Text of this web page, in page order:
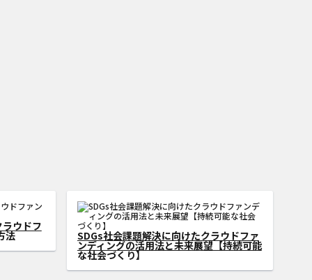
ウドファ
まで実
SDGsの地域活性化を加速！クラウドファ
ンディングを活用したまちづくりの成功事
例とメリット